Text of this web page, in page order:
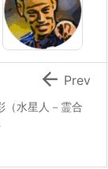
（水星人－霊合
 Prev